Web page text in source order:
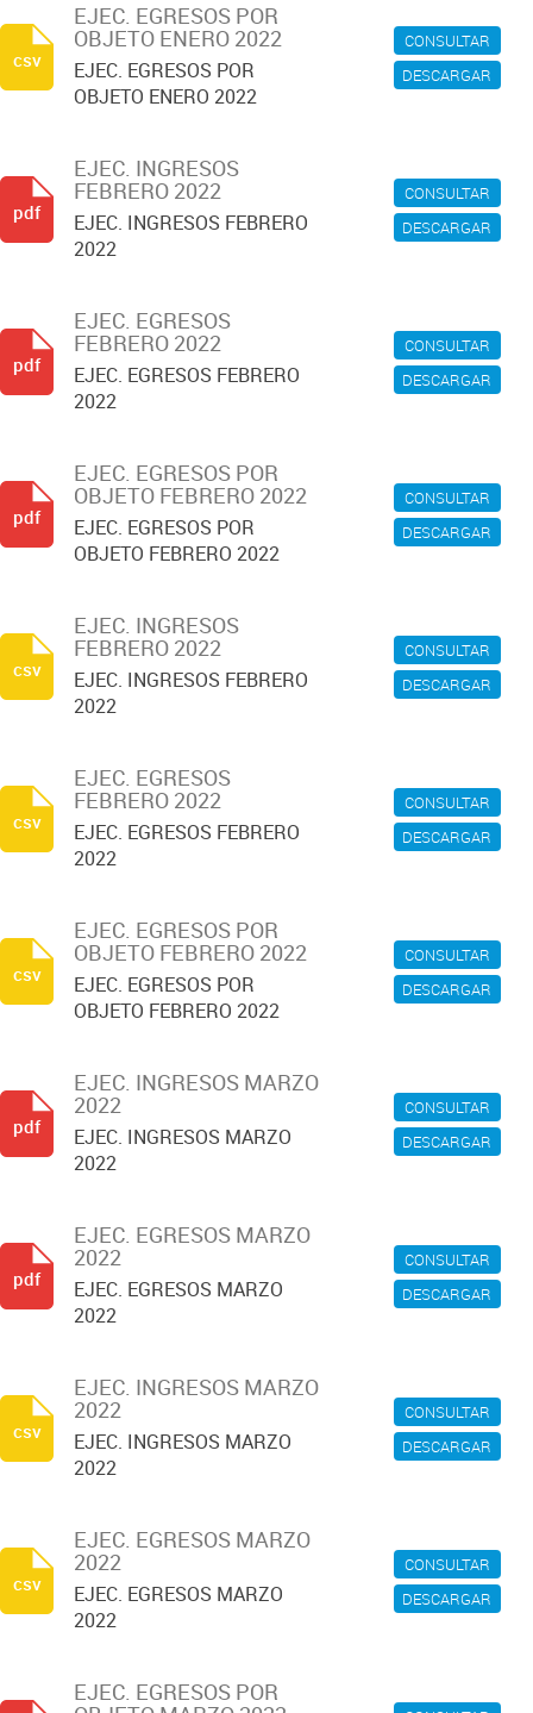
CONSULTAR
DESCARGAR
EJEC. EGRESOS POR
OBJETO ENERO 2022
EJEC. EGRESOS POR
OBJETO ENERO 2022
csv
CONSULTAR
DESCARGAR
EJEC. INGRESOS
FEBRERO 2022
EJEC. INGRESOS FEBRERO
2022
pdf
CONSULTAR
DESCARGAR
EJEC. EGRESOS
FEBRERO 2022
EJEC. EGRESOS FEBRERO
2022
pdf
CONSULTAR
DESCARGAR
EJEC. EGRESOS POR
OBJETO FEBRERO 2022
EJEC. EGRESOS POR
OBJETO FEBRERO 2022
pdf
CONSULTAR
DESCARGAR
EJEC. INGRESOS
FEBRERO 2022
EJEC. INGRESOS FEBRERO
2022
csv
CONSULTAR
DESCARGAR
EJEC. EGRESOS
FEBRERO 2022
EJEC. EGRESOS FEBRERO
2022
csv
CONSULTAR
DESCARGAR
EJEC. EGRESOS POR
OBJETO FEBRERO 2022
EJEC. EGRESOS POR
OBJETO FEBRERO 2022
csv
CONSULTAR
DESCARGAR
EJEC. INGRESOS MARZO
2022
EJEC. INGRESOS MARZO
2022
pdf
CONSULTAR
DESCARGAR
EJEC. EGRESOS MARZO
2022
EJEC. EGRESOS MARZO
2022
pdf
CONSULTAR
DESCARGAR
EJEC. INGRESOS MARZO
2022
EJEC. INGRESOS MARZO
2022
csv
CONSULTAR
DESCARGAR
EJEC. EGRESOS MARZO
2022
EJEC. EGRESOS MARZO
2022
csv
EJEC. EGRESOS POR